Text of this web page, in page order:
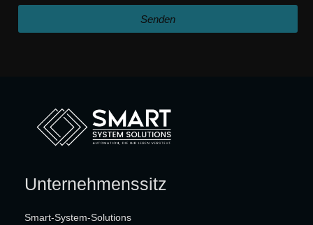
Senden
Unternehmenssitz
Smart-System-Solutions